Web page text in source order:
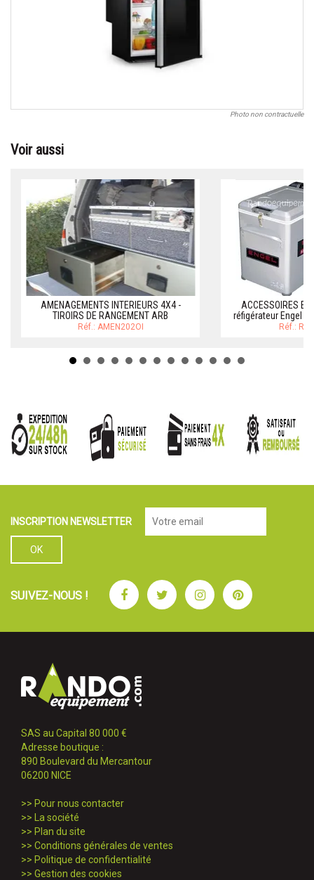
Photo non contractuelle
Voir aussi
AMENAGEMENTS INTERIEURS 4X4 -
TIROIRS DE RANGEMENT ARB
Réf.: AMEN202OI
ACCESSOIRES
réfigérateur Engel
Réf.:
INSCRIPTION NEWSLETTER
SUIVEZ-NOUS ! FacebookTwitterInstagramPinterest
SAS au Capital 80 000 €
Adresse boutique :
890 Boulevard du Mercantour
06200 NICE
>> Pour nous contacter
>>
La société
>> Plan du site
>> Conditions générales de ventes
>> Politique de confidentialité
>> Gestion des cookies